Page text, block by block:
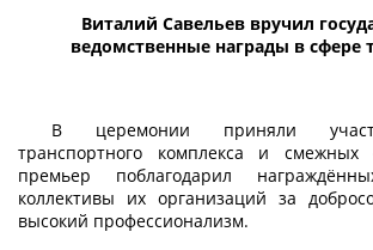
Виталий Савельев вручил
ведомственные награды в сфере
В церемонии приняли
транспортного комплекса и смежных
премьер поблагодарил
коллективы их организаций за
высокий профессионализм.